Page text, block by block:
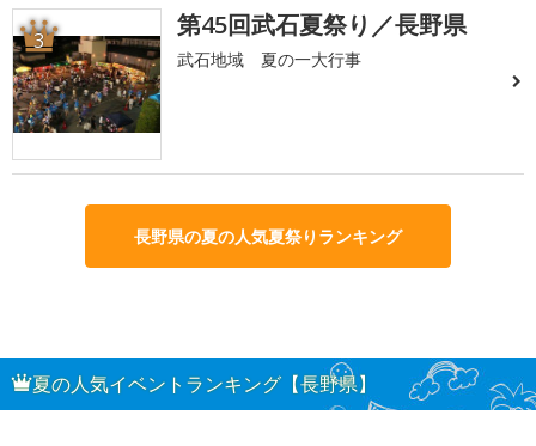
3 第45回武石夏祭り／長野県
武石地域 夏の一大行事
長野県の夏の人気夏祭りランキング
夏の人気イベントランキング【長野県】